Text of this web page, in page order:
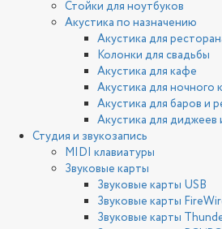
Стойки для ноутбуков
Акустика по назначению
Акустика для
Колонки для свадьбы
Акустика для кафе
Акустика для ночного
Акустика для баров и
Акустика для
Студия и звукозапись
MIDI клавиатуры
Звуковые карты
Звуковые карты USB
Звуковые карты
Звуковые карты